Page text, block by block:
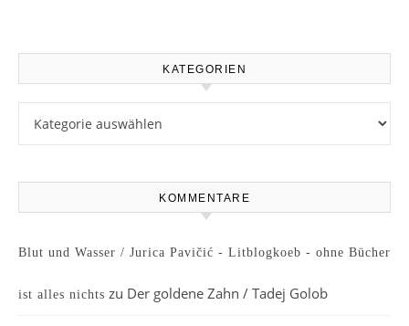
KATEGORIEN
KOMMENTARE
Blut und Wasser / Jurica Pavičić - Litblogkoeb - ohne Bücher
ist alles nichts zu Der goldene Zahn / Tadej Golob